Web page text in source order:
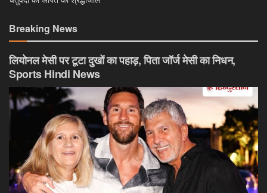
Breaking News
लियोनल मेसी पर टूटा दुखों का पहाड़, पिता जॉर्ज मेसी का निधन,
Sports Hindi News